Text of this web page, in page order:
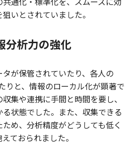
いとされていました。
分析力の強化
が保管されていたり、各人の
りと、情報のローカル化が顕著で
集や連携に手間と時間を要し、
状態でした。また、収集できる
め、分析精度がどうしても低く
ておられました。